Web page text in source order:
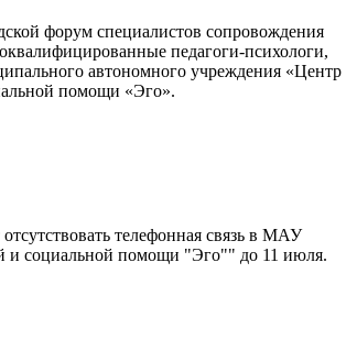
форум специалистов сопровождения
педагоги-психологи,
автономного учреждения «Центр
помощи «Эго».
телефонная связь в МАУ
и социальной помощи "Эго"" до 11 июля.